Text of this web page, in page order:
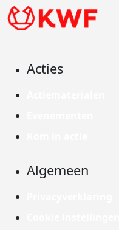
Acties
Algemeen